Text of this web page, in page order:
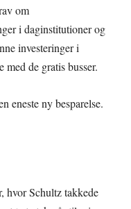
om
i daginstitutioner og
investeringer i
de gratis busser.
eneste ny besparelse.
hvor Schultz takkede